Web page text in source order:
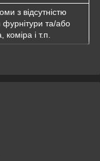
з відсутністю
фурнітури та/або
коміра і т.п.